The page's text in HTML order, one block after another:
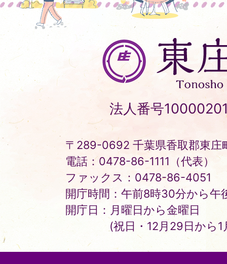
東
庄
町
Tonosho
Town
法人番号
〒289-0692 千葉県香取郡東庄
電話：0478-86-1111（代表）
ファックス：0478-86-4051
開庁時間：午前8時30分から午
開庁日：月曜日から金曜日
(祝日・12月29日から